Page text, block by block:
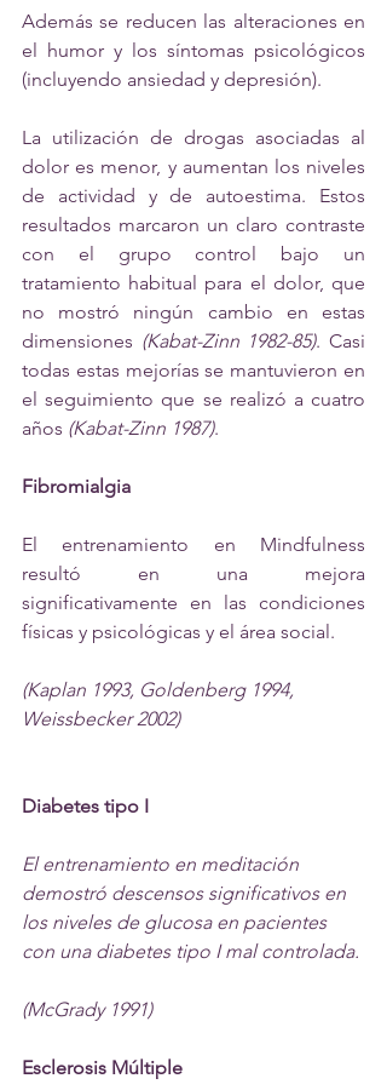
Además se reducen las alteraciones en
el humor y los síntomas psicológicos
(incluyendo ansiedad y depresión).
La utilización de drogas asociadas al
dolor es menor, y aumentan los niveles
de actividad y de autoestima. Estos
resultados marcaron un claro contraste
con el grupo control bajo un
tratamiento habitual para el dolor, que
no mostró ningún cambio en estas
dimensiones (Kabat-Zinn 1982-85). Casi
todas estas mejorías se mantuvieron en
el seguimiento que se realizó a cuatro
años (Kabat-Zinn 1987).
Fibromialgia
El entrenamiento en Mindfulness
resultó en una mejora
significativamente en las condiciones
físicas y psicológicas y el área social.
(Kaplan 1993, Goldenberg 1994,
Weissbecker 2002)
Diabetes tipo I
El entrenamiento en meditación
demostró descensos significativos en
los niveles de glucosa en pacientes
con una diabetes tipo I mal controlada.
(McGrady 1991)
Esclerosis Múltiple